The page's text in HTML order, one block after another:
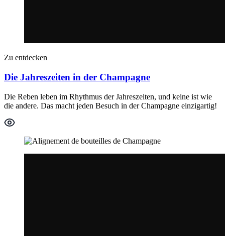
Zu entdecken
Die Jahreszeiten in der Champagne
Die Reben leben im Rhythmus der Jahreszeiten, und keine ist wie
die andere. Das macht jeden Besuch in der Champagne einzigartig!